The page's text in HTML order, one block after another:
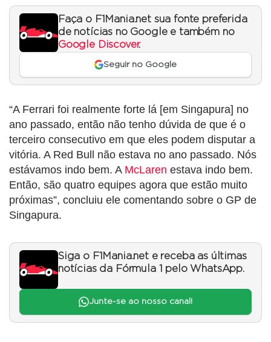
Faça o F1Mania.net sua fonte preferida
de notícias no Google e também no
Google Discover.
Seguir no Google
“A Ferrari foi realmente forte lá [em Singapura] no
ano passado, então não tenho dúvida de que é o
terceiro consecutivo em que eles podem disputar a
vitória. A Red Bull não estava no ano passado. Nós
estávamos indo bem. A McLaren estava indo bem.
Então, são quatro equipes agora que estão muito
próximas”, concluiu ele comentando sobre o GP de
Singapura.
Siga o F1Mania.net e receba as últimas
notícias da Fórmula 1 pelo WhatsApp.
Junte-se ao nosso canal!